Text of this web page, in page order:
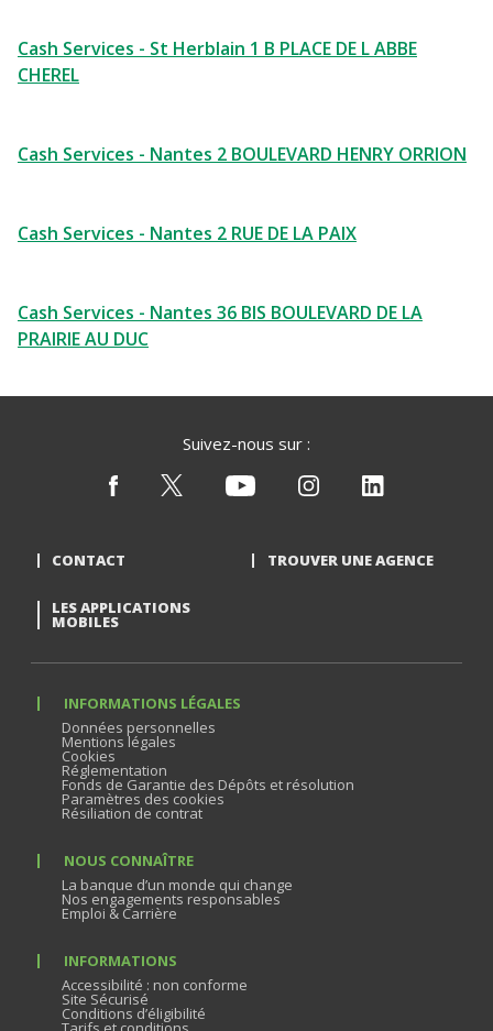
Cash Services - St Herblain 1 B PLACE DE L ABBE
CHEREL
Cash Services - Nantes 2 BOULEVARD HENRY ORRION
Cash Services - Nantes 2 RUE DE LA PAIX
Cash Services - Nantes 36 BIS BOULEVARD DE LA
PRAIRIE AU DUC
Suivez-nous sur :
CONTACT TROUVER UNE AGENCE
LES APPLICATIONS
MOBILES
INFORMATIONS LÉGALES
Données personnelles
Mentions légales
Cookies
Réglementation
Fonds de Garantie des Dépôts et résolution
Paramètres des cookies
Résiliation de contrat
NOUS CONNAÎTRE
La banque d’un monde qui change
Nos engagements responsables
Emploi & Carrière
INFORMATIONS
Accessibilité : non conforme
Site Sécurisé
Conditions d’éligibilité